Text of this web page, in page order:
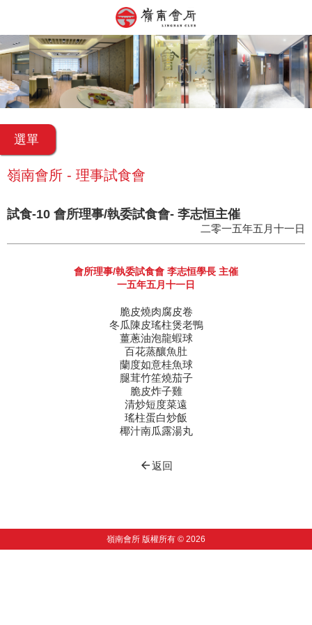
選單
嶺南會所 - 理事試食會
試食-10 會所理事/執委試食會- 李志恒主催
二零一五年五月十一日
會所理事/執委試食會 李志恒學長 主催
一五年五月十一日
脆皮燒肉腐皮卷
冬瓜陳皮瑤柱煲老鴨
薑蔥油泡龍蝦球
百花蒸釀魚肚
蘭度如意桂魚球
腿茸竹笙燒茄子
脆皮炸子雞
清炒短度菜遠
瑤柱蛋白炒飯
椰汁南瓜露湯丸
arrow_back返回
嶺南會所 版權所有 © 2026